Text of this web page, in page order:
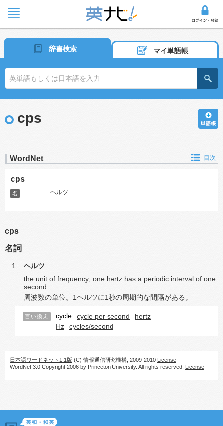
辞書検索 マイ単語帳
cps
WordNet 目次
cps
名 ヘルツ
cps
名詞
ヘルツ
the unit of frequency; one hertz has a periodic interval of one
second.
周波数の単位。1ヘルツに1秒の周期的な間隔がある。
言い換え cycle cycle per second
hertz
Hz
cycles/second
日本語ワードネット1.1版 (C) 情報通信研究機構, 2009-2010 License
WordNet 3.0 Copyright 2006 by Princeton University. All rights reserved. License